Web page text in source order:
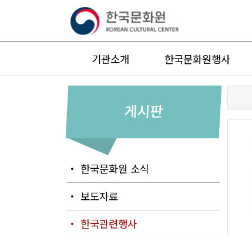
기관소개 한국문화원행사
게시판
・ 한국문화원 소식
・ 보도자료
・ 한국관련행사